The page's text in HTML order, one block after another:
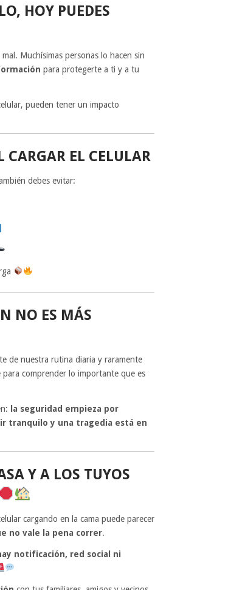
HOY PUEDES
Muchísimas personas lo hacen sin
para protegerte a ti y a tu
pueden tener un impacto
CARGAR EL CELULAR
debes evitar:
NO ES MÁS
de nuestra rutina diaria y raramente
comprender lo importante que es
la seguridad empieza por
tranquilo y una tragedia está en
Y A LOS TUYOS
cargando en la cama puede parecer
no vale la pena correr.
notificación, red social ni